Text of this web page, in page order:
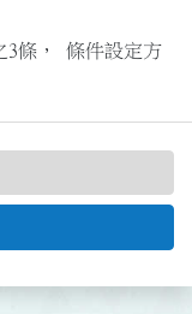
條， 條件設定方